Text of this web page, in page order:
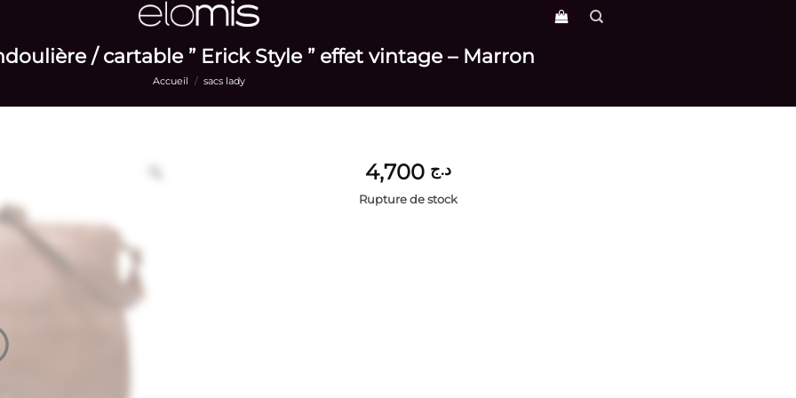
/ cartable ” Erick Style ” effet vintage – Marron
Accueil / sacs lady
د.ج 4,700
Rupture de stock